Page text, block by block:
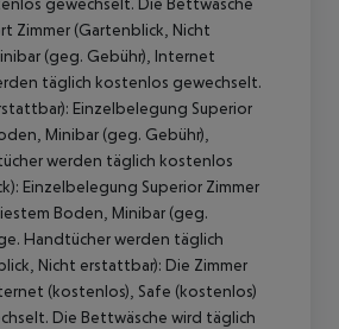
Zimmer (Gartenblick, Nicht
(geg. Gebühr), Internet
täglich kostenlos gewechselt.
Einzelbelegung Superior
Minibar (geg. Gebühr),
werden täglich kostenlos
Einzelbelegung Superior Zimmer
Boden, Minibar (geg.
Handtücher werden täglich
Nicht erstattbar): Die Zimmer
(kostenlos), Safe (kostenlos)
Die Bettwäsche wird täglich